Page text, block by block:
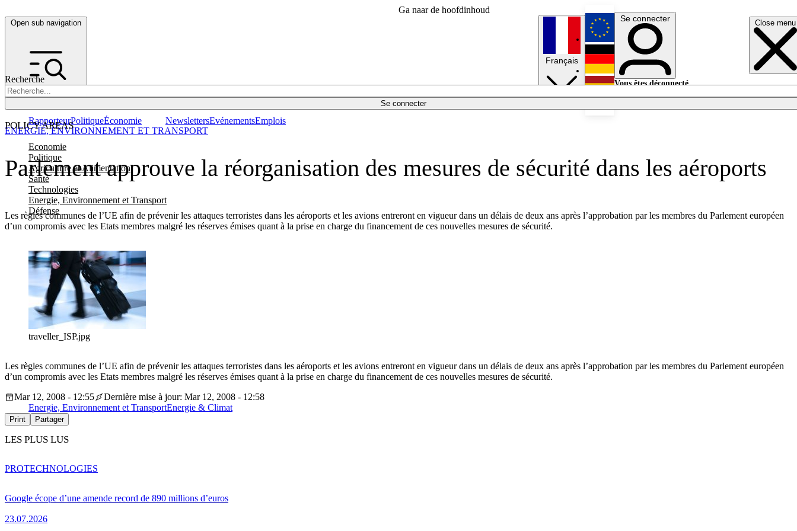
Ga naar de hoofdinhoud
Open sub navigation Close menu
Recherche
Se connecter
POLICY AREAS
Economie
Politique
Agriculture et Alimentation
Santé
Technologies
Energie, Environnement et Transport
Défense
RapporteurPolitiqueÉconomie NewslettersEvénementsEmplois
Français
English
Deutsch
Se connecter
Vous êtes déconnecté.
Parlement approuve la réorganisation des mesures de sécurité dans les aéroports
Les règles communes de l’UE afin de prévenir les attaques terroristes dans les aéroports et les avions entreront en vigueur dans un délais de deux ans après l’approbation par les membres du Parlement européen
d’un compromis avec les Etats membres malgré les réserves émises quant à la prise en charge du financement de ces nouvelles mesures de sécurité.
ENERGIE, ENVIRONNEMENT ET TRANSPORT
traveller_ISP.jpg
Les règles communes de l’UE afin de prévenir les attaques terroristes dans les aéroports et les avions entreront en vigueur dans un délais de deux ans après l’approbation par les membres du Parlement européen
d’un compromis avec les Etats membres malgré les réserves émises quant à la prise en charge du financement de ces nouvelles mesures de sécurité.
Mar 12, 2008 - 12:55
Dernière mise à jour: Mar 12, 2008 - 12:58
Energie, Environnement et TransportEnergie & Climat
Print Partager
LES PLUS LUS
Google écope d’une amende record de 890 millions d’euros
23.07.2026
PROTECHNOLOGIES